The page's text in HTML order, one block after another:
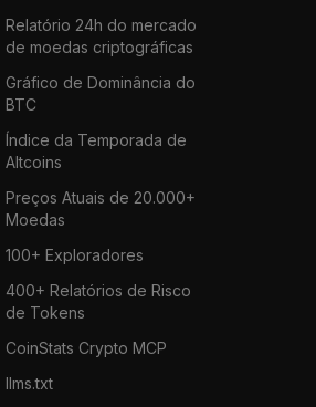
Relatório 24h do mercado
de moedas criptográficas
Gráfico de Dominância do
BTC
Índice da Temporada de
Altcoins
Preços Atuais de 20.000+
Moedas
100+ Exploradores
400+ Relatórios de Risco
de Tokens
CoinStats Crypto MCP
llms.txt